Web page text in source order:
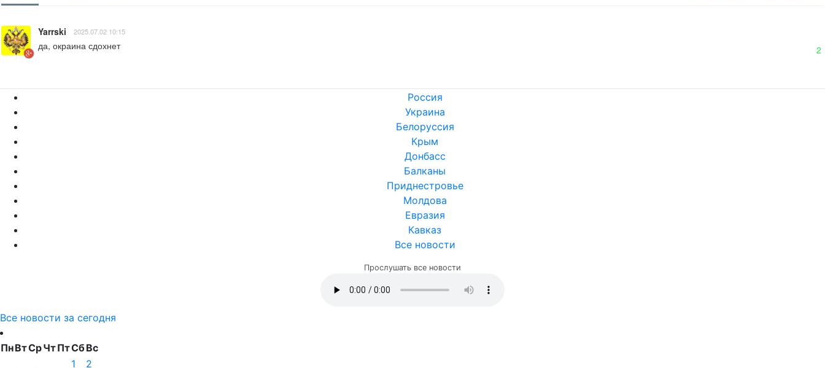
Yarrski 2025.07.02 10:15
да, окраина сдохнет 2
Россия
Украина
Белоруссия
Крым
Донбасс
Балканы
Приднестровье
Молдова
Евразия
Кавказ
Все новости
Прослушать все новости
Все новости за сегодня
ПнВтСрЧтПтСбВс
1
2